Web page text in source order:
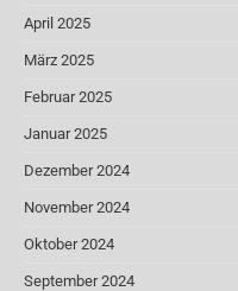
April 2025
März 2025
Februar 2025
Januar 2025
Dezember 2024
November 2024
Oktober 2024
September 2024